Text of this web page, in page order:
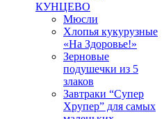
КУНЦЕВО
Мюсли
Хлопья кукурузные
«На Здоровье!»
Зерновые
подушечки из 5
злаков
Завтраки “Супер
Хрупер” для самых